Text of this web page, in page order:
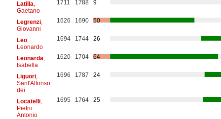
Latilla
Gaetano
1711 1788 9
Legrenzi,
Giovanni
1626 1690 50
Leo,
Leonardo
1694 1744 26
Leonarda
Isabella
1620 1704 64
Liguori,
Sant'Alfonso
dei
1696 1787 24
Locatelli,
Pietro
Antonio
1695 1764 25